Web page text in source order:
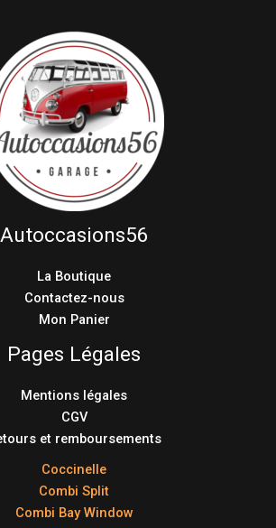
Autoccasions56
La Boutique
Contactez-nous
Mon Panier
Pages Légales
Mentions légales
CGV
et remboursements
Coccinelle
Combi Split
Combi Bay Window